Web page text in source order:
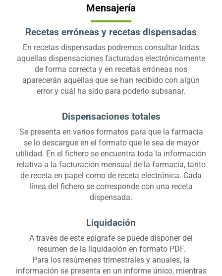
Mensajería
Recetas erróneas y recetas dispensadas
En recetas dispensadas podremos consultar todas
aquellas dispensaciones facturadas electrónicamente
de forma correcta y en recetas erróneas nos
aparecerán aquellas que se han recibido con algún
error y cuál ha sido para poderlo subsanar.
Dispensaciones totales
Se presenta en varios formatos para que la farmacia
se lo descargue en el formato que le sea de mayor
utilidad. En el fichero se encuentra toda la información
relativa a la facturación mensual de la farmacia, tanto
de receta en papel como de receta electrónica. Cada
línea del fichero se corresponde con una receta
dispensada.
Liquidación
A través de este epígrafe se puede disponer del
resumen de la liquidación en formato PDF.
Para los resúmenes trimestrales y anuales, la
información se presenta en un informe único, mientras